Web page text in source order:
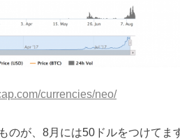
currencies/neo/
のが、8月には50ドルをつけてま